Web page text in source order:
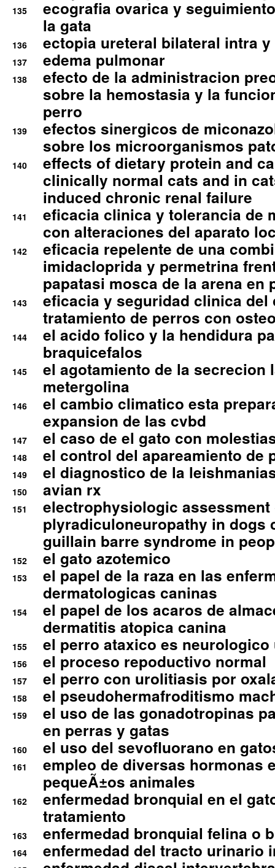
135
ecografia ovarica y
la gata
136 ectopia ureteral bilateral intra
137 edema pulmonar
138
efecto de la administracion
sobre la hemostasia y la
perro
139
efectos sinergicos de
sobre los microorganismos
140
effects of dietary protein and
clinically normal cats and in
induced chronic renal failure
141
eficacia clinica y tolerancia de
con alteraciones del aparato
142
eficacia repelente de una
imidacloprida y permetrina
papatasi mosca de la arena en
143
eficacia y seguridad clinica del
tratamiento de perros con
144
el acido folico y la hendidura
braquicefalos
145
el agotamiento de la secrecion
metergolina
146
el cambio climatico esta
expansion de las cvbd
147 el caso de el gato con
148 el control del apareamiento de
149 el diagnostico de la
150 avian rx
151
electrophysiologic assessment
plyradiculoneuropathy in dogs
guillain barre syndrome in
152 el gato azotemico
153
el papel de la raza en las
dermatologicas caninas
154
el papel de los acaros de
dermatitis atopica canina
155 el perro ataxico es
156 el proceso repoductivo normal
157 el perro con urolitiasis por
158 el pseudohermafroditismo
159
el uso de las gonadotropinas
en perras y gatas
160 el uso del sevofluorano en
161
empleo de diversas hormonas
pequeÃ±os animales
162
enfermedad bronquial en el
tratamiento
163 enfermedad bronquial felina o
164 enfermedad del tracto urinario